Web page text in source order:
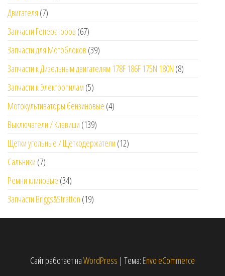
Двигателя (7)
Запчасти Генераторов (67)
Запчасти для Мотоблоков (39)
Запчасти к Дизельным двигателям 178F 186F 175N 180N (8)
Запчасти к Электропилам (5)
Мотокультиваторы бензиновые (4)
Выключатели / Клавиши (139)
Щетки угольные / Щеткодержатели (12)
Сальники (7)
Ремни клиновые (34)
Запчасти Briggs&Stratton (19)
Сайт работает наWordPress | Тема: Envo eCommerce